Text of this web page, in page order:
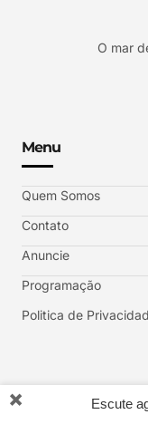
O mar
Menu
Quem Somos
Contato
Anuncie
Programação
Politica de
✖️ Escute
REDE LITORAL DE